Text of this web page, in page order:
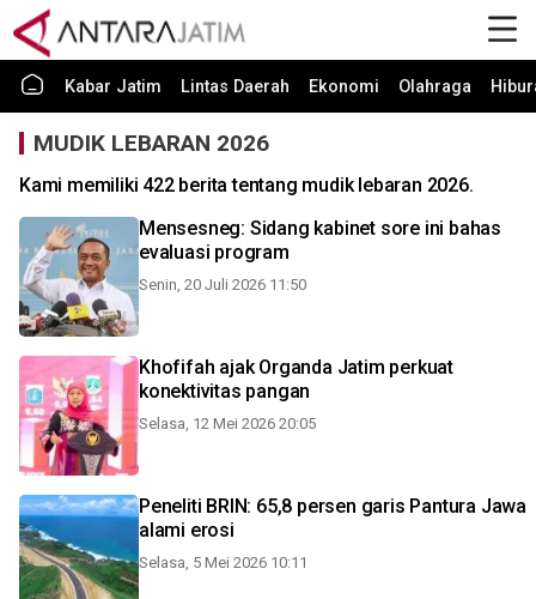
Kabar Jatim Lintas Daerah Ekonomi Olahraga
MUDIK LEBARAN 2026
Kami memiliki 422 berita tentang mudik lebaran 2026.
Mensesneg: Sidang kabinet sore ini bahas
evaluasi program
Senin, 20 Juli 2026 11:50
Khofifah ajak Organda Jatim perkuat
konektivitas pangan
Selasa, 12 Mei 2026 20:05
Peneliti BRIN: 65,8 persen garis Pantura Jawa
alami erosi
Selasa, 5 Mei 2026 10:11